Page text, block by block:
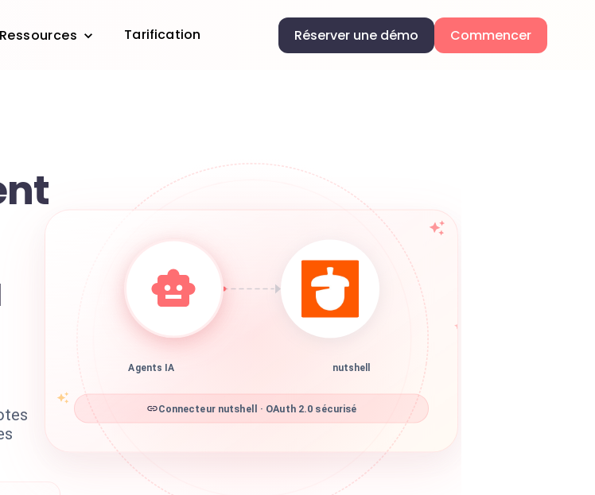
Ressources Tarification Réserver une démo Commencer
Agents IA nutshell
Connecteur nutshell · OAuth 2.0 sécurisé